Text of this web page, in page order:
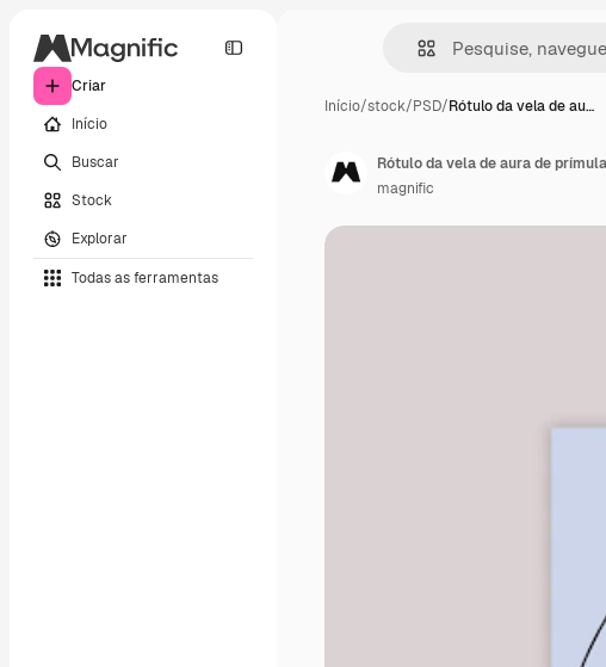
Criar
Início
Buscar
Stock
Explorar
Todas as ferramentas
Início/stock/PSD/Rótulo da vela de au…
Rótulo da vela de aura de prímula
magnific